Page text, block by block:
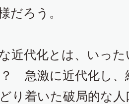
だろう。
近代化とは、いっ
急激に近代化し、
り着いた破局的な